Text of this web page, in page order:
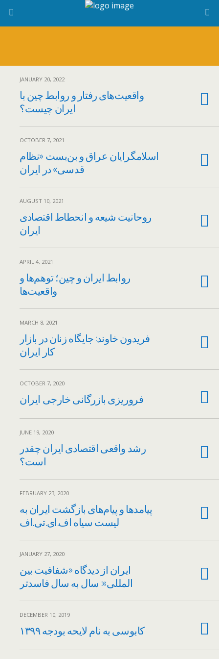
JANUARY 20, 2022
واقعیت‌های رفتار و روابط چین با
ایران چیست؟
OCTOBER 7, 2021
اسلامگرایان عراق و بن‌بست «نظام
قدسی» در ایران
AUGUST 10, 2021
روحانیت شیعه و انحطاط اقتصادی
ایران
APRIL 4, 2021
روابط ایران و چین؛ توهم‌ها و
واقعیت‌ها
MARCH 8, 2021
فریدون خاوند: جایگاه زنان در بازار
کار ایران
OCTOBER 7, 2020
فروریزی بازرگانی خارجی ایران
JUNE 19, 2020
رشد واقعی اقتصادی ایران چقدر
است؟
FEBRUARY 23, 2020
پیامدها و پیام‌های بازگشت ایران به
لیست سیاه اف.ای.تی.اف
JANUARY 27, 2020
ایران از دیدگاه «شفافیت بین
المللی»: سال به سال فاسدتر
DECEMBER 10, 2019
کابوسی به نام لایحه بودجه ۱۳۹۹